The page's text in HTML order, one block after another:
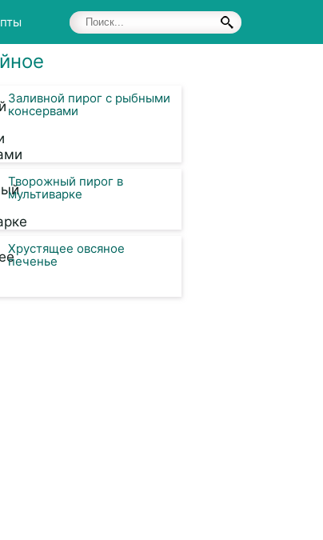
Заливной пирог с рыбными
консервами
Творожный пирог в
мультиварке
Хрустящее овсяное
печенье